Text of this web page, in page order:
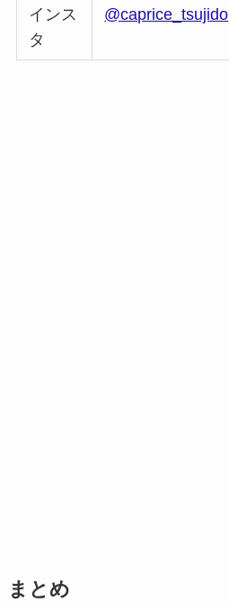
インス
タ
@caprice_tsujido
まとめ